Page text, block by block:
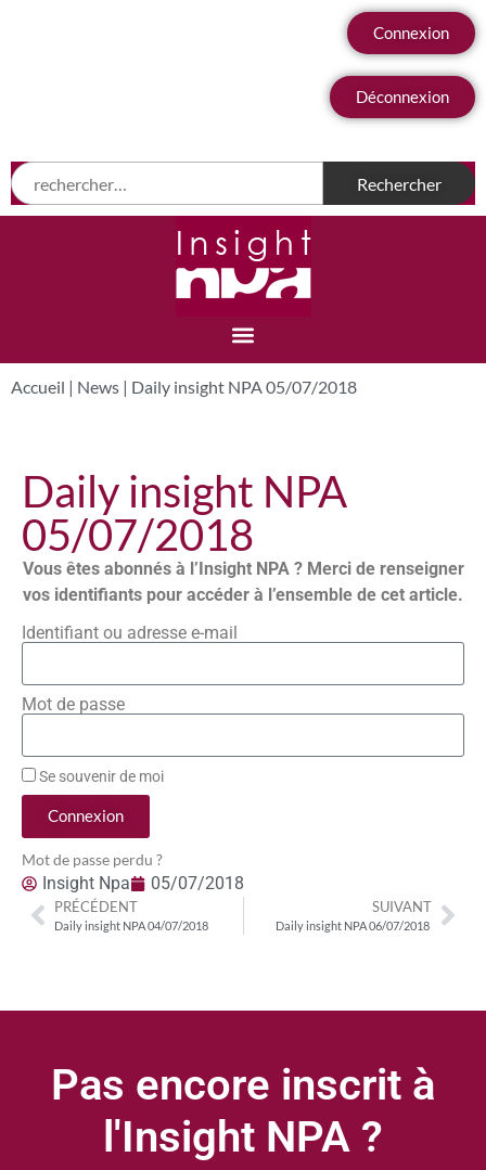
Connexion
Déconnexion
Accueil | News | Daily insight NPA 05/07/2018
Daily insight NPA
05/07/2018
Vous êtes abonnés à l’Insight NPA ? Merci de renseigner
vos identifiants pour accéder à l’ensemble de cet article.
Identifiant ou adresse e-mail
Mot de passe
Se souvenir de moi
Connexion
Mot de passe perdu ?
Insight Npa 05/07/2018
PRÉCÉDENT
Daily insight NPA 04/07/2018
SUIVANT
Daily insight NPA 06/07/2018
Pas encore inscrit à
l'Insight NPA ?